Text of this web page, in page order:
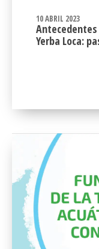
10 ABRIL 2023
Antecedentes
Yerba Loca: